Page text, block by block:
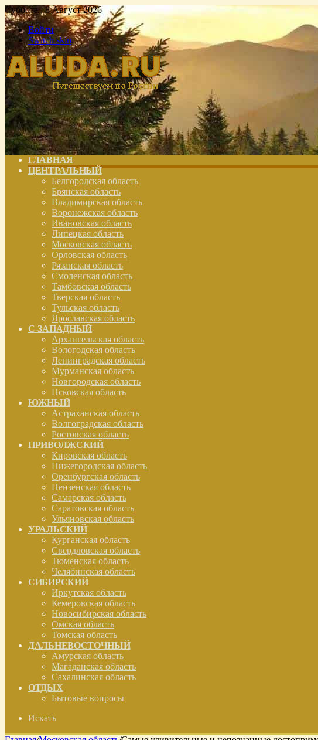
Суббота , 8 Август 2026
Войти
Switch skin
ГЛАВНАЯ
ЦЕНТРАЛЬНЫЙ
Белгородская область
Брянская область
Владимирская область
Воронежская область
Ивановская область
Липецкая область
Московская область
Орловская область
Рязанская область
Смоленская область
Тамбовская область
Тверская область
Тульская область
Ярославская область
С-ЗАПАДНЫЙ
Архангельская область
Вологодская область
Ленинградская область
Мурманская область
Новгородская область
Псковская область
ЮЖНЫЙ
Астраханская область
Волгоградская область
Ростовская область
ПРИВОЛЖСКИЙ
Кировская область
Нижегородская область
Оренбургская область
Пензенская область
Самарская область
Саратовская область
Ульяновская область
УРАЛЬСКИЙ
Курганская область
Свердловская область
Тюменская область
Челябинская область
СИБИРСКИЙ
Иркутская область
Кемеровская область
Новосибирская область
Омская область
Томская область
ДАЛЬНЕВОСТОЧНЫЙ
Амурская область
Магаданская область
Сахалинская область
ОТДЫХ
Бытовые вопросы
Искать